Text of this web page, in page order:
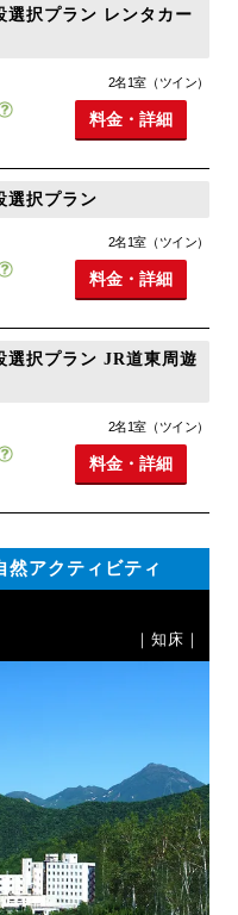
選択プラン レンタカー
2名1室（ツイン）
料金・詳細
選択プラン
2名1室（ツイン）
料金・詳細
選択プラン JR道東周遊
2名1室（ツイン）
料金・詳細
然アクティビティ
｜知床｜